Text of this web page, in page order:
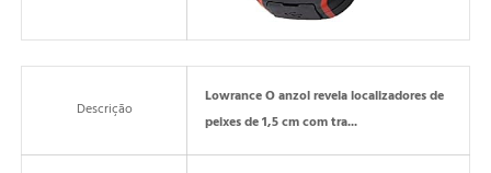
Descrição
Lowrance O anzol revela localizadores de
peixes de 1,5 cm com tra...